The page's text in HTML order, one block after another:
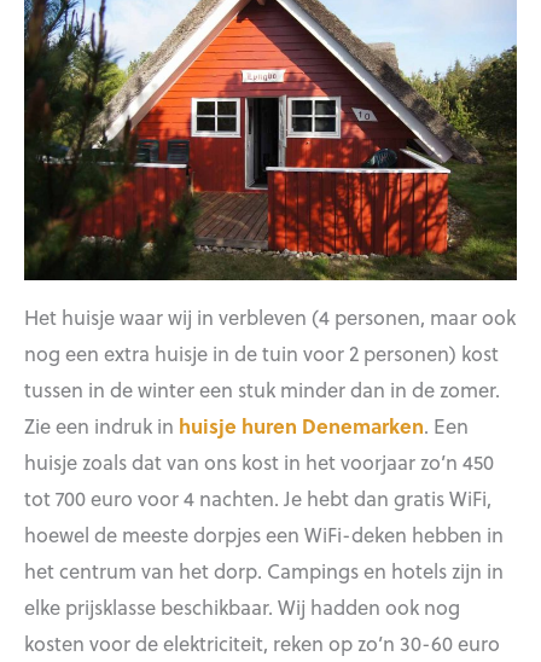
Het huisje waar wij in verbleven (4 personen, maar ook
nog een extra huisje in de tuin voor 2 personen) kost
tussen in de winter een stuk minder dan in de zomer.
Zie een indruk in huisje huren Denemarken. Een
huisje zoals dat van ons kost in het voorjaar zo’n 450
tot 700 euro voor 4 nachten. Je hebt dan gratis WiFi,
hoewel de meeste dorpjes een WiFi-deken hebben in
het centrum van het dorp. Campings en hotels zijn in
elke prijsklasse beschikbaar. Wij hadden ook nog
kosten voor de elektriciteit, reken op zo’n 30-60 euro